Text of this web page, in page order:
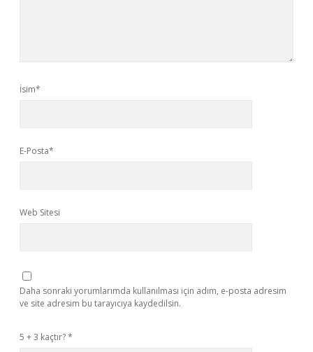
İsim*
E-Posta*
Web Sitesi
Daha sonraki yorumlarımda kullanılması için adım, e-posta adresim
ve site adresim bu tarayıcıya kaydedilsin.
5 + 3 kaçtır?*